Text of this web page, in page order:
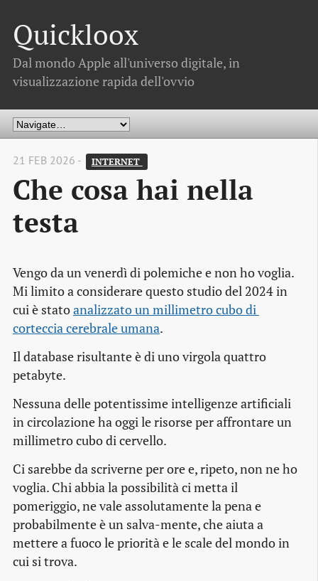
Quickloox
Dal mondo Apple all'universo digitale, in
visualizzazione rapida dell'ovvio
21 FEB 2026 - INTERNET
Che cosa hai nella
testa
Vengo da un venerdì di polemiche e non ho voglia.
Mi limito a considerare questo studio del 2024 in
cui è statoanalizzato un millimetro cubo di
corteccia cerebrale umana.
Il database risultante è di uno virgola quattro
petabyte.
Nessuna delle potentissime intelligenze artificiali
in circolazione ha oggi le risorse per affrontare un
millimetro cubo di cervello.
Ci sarebbe da scriverne per ore e, ripeto, non ne ho
voglia. Chi abbia la possibilità ci metta il
pomeriggio, ne vale assolutamente la pena e
probabilmente è un salva-mente, che aiuta a
mettere a fuoco le priorità e le scale del mondo in
cui si trova.